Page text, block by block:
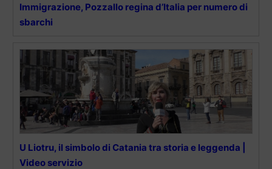
Immigrazione, Pozzallo regina d’Italia per numero di
sbarchi
U Liotru, il simbolo di Catania tra storia e leggenda |
Video servizio